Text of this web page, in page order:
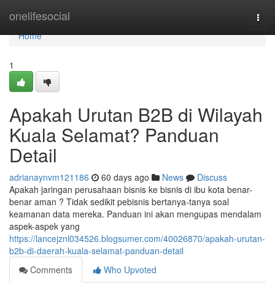
onelifesocial
Home
Home
1
Apakah Urutan B2B di Wilayah
Kuala Selamat? Panduan
Detail
adrianaynvm121186 60 days ago News
Discuss
Apakah jaringan perusahaan bisnis ke bisnis di ibu kota benar-
benar aman ? Tidak sedikit pebisnis bertanya-tanya soal
keamanan data mereka. Panduan ini akan mengupas mendalam
aspek-aspek yang
https://lancejznl034526.blogsumer.com/40026870/apakah-urutan-
b2b-di-daerah-kuala-selamat-panduan-detail
Comments
Who Upvoted